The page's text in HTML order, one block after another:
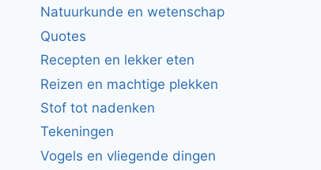
Natuurkunde en wetenschap
Quotes
Recepten en lekker eten
Reizen en machtige plekken
Stof tot nadenken
Tekeningen
Vogels en vliegende dingen